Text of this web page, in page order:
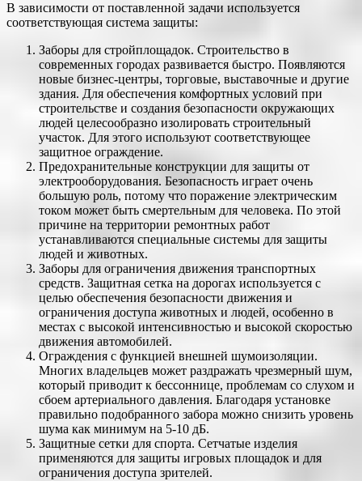
В зависимости от поставленной задачи используется
соответствующая система защиты:
Заборы для стройплощадок. Строительство в
современных городах развивается быстро. Появляются
новые бизнес-центры, торговые, выставочные и другие
здания. Для обеспечения комфортных условий при
строительстве и создания безопасности окружающих
людей целесообразно изолировать строительный
участок. Для этого используют соответствующее
защитное ограждение.
Предохранительные конструкции для защиты от
электрооборудования. Безопасность играет очень
большую роль, потому что поражение электрическим
током может быть смертельным для человека. По этой
причине на территории ремонтных работ
устанавливаются специальные системы для защиты
людей и животных.
Заборы для ограничения движения транспортных
средств. Защитная сетка на дорогах используется с
целью обеспечения безопасности движения и
ограничения доступа животных и людей, особенно в
местах с высокой интенсивностью и высокой скоростью
движения автомобилей.
Ограждения с функцией внешней шумоизоляции.
Многих владельцев может раздражать чрезмерный шум,
который приводит к бессоннице, проблемам со слухом и
сбоем артериального давления. Благодаря установке
правильно подобранного забора можно снизить уровень
шума как минимум на 5-10 дБ.
Защитные сетки для спорта. Сетчатые изделия
применяются для защиты игровых площадок и для
ограничения доступа зрителей.